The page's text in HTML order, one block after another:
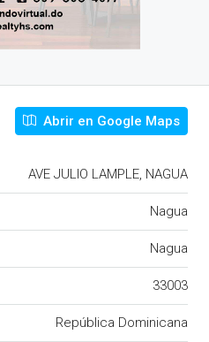
Abrir en Google Maps
AVE JULIO LAMPLE, NAGUA
Nagua
Nagua
33003
República Dominicana